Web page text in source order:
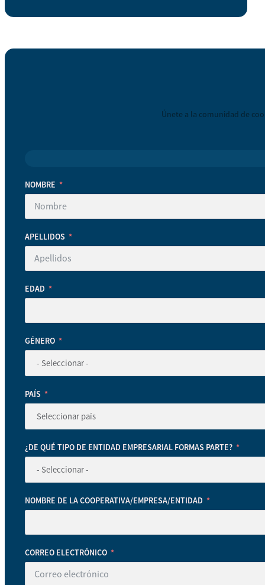
Únete a la comunidad de
NOMBRE
APELLIDOS
EDAD
GÉNERO
PAÍS
¿DE QUÉ TIPO DE ENTIDAD EMPRESARIAL FORMAS PARTE?
NOMBRE DE LA COOPERATIVA/EMPRESA/ENTIDAD
CORREO ELECTRÓNICO